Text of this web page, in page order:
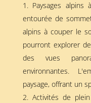
Paysages
entourée de
alpins à couper le
pourront explorer
des vues
environnantes.
paysage, offrant un
Activités de